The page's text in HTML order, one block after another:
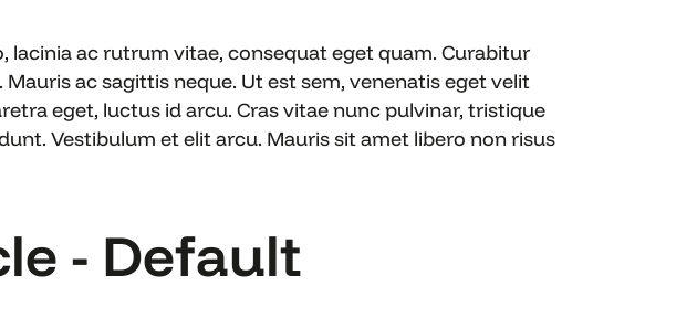
ac rutrum vitae, consequat eget quam. Curabitur
ac sagittis neque. Ut est sem, venenatis eget velit
eget, luctus id arcu. Cras vitae nunc pulvinar, tristique
Vestibulum et elit arcu. Mauris sit amet libero non risus
- Default